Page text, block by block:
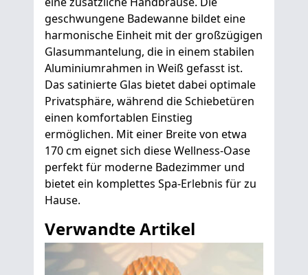
geschwungene Badewanne bildet eine
harmonische Einheit mit der großzügigen
Glasummantelung, die in einem stabilen
Aluminiumrahmen in Weiß gefasst ist.
Das satinierte Glas bietet dabei optimale
Privatsphäre, während die Schiebetüren
einen komfortablen Einstieg
ermöglichen. Mit einer Breite von etwa
170 cm eignet sich diese Wellness-Oase
perfekt für moderne Badezimmer und
bietet ein komplettes Spa-Erlebnis für zu
Hause.
Verwandte Artikel